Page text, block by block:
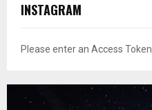
INSTAGRAM
Please enter an Access Token